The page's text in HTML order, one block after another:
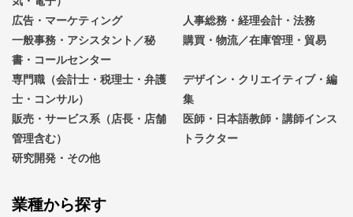
広告・マーケティング
人事総務・経理会計・法務
一般事務・アシスタント／秘
書・コールセンター
購買・物流／在庫管理・貿易
専門職（会計士・税理士・弁護
士・コンサル）
デザイン・クリエイティブ・編
集
販売・サービス系（店長・店舗
管理含む）
医師・日本語教師・講師インス
トラクター
研究開発・その他
業種から探す